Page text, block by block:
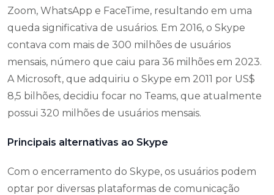
Zoom, WhatsApp e FaceTime, resultando em uma
queda significativa de usuários. Em 2016, o Skype
contava com mais de 300 milhões de usuários
mensais, número que caiu para 36 milhões em 2023.
A Microsoft, que adquiriu o Skype em 2011 por US$
8,5 bilhões, decidiu focar no Teams, que atualmente
possui 320 milhões de usuários mensais.
Principais alternativas ao Skype
Com o encerramento do Skype, os usuários podem
optar por diversas plataformas de comunicação